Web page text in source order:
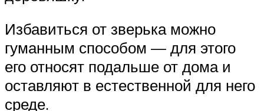
Избавиться от зверька можно
гуманным способом — для этого
его относят подальше от дома и
оставляют в естественной для него
среде.